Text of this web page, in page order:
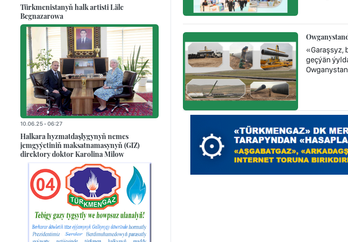
«Garaşsyz,
geçýän
Türkmenistanyň halk artisti Läle
Begnazarowa
10.06.25 - 06:27
Halkara hyzmatdaşlygynyň nemes
jemgyýetiniň maksatnamasynyň (GIZ)
direktory doktor Karolina Milow